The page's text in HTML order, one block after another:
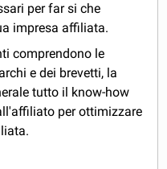
per far si che
impresa affiliata.
comprendono le
e dei brevetti, la
tutto il know-how
per ottimizzare